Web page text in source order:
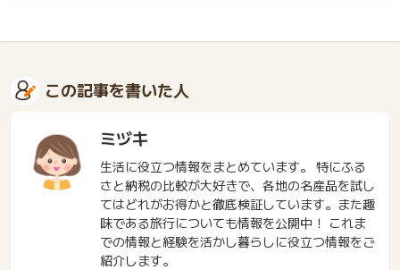
この記事を書いた人
ミヅキ
生活に役立つ情報をまとめています。 特にふる
さと納税の比較が大好きで、各地の名産品を試し
てはどれがお得かと徹底検証しています。また趣
味である旅行についても情報を公開中！ これま
での情報と経験を活かし暮らしに役立つ情報をご
紹介します。